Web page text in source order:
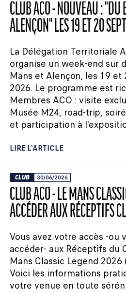
CLUB ACO - NOUVEAU : "DU
ALENÇON" LES 19 ET 20
La Délégation Territoriale
organise un week-end sur
Mans et Alençon, les 19
2026. Le programme est
Membres ACO : visite
Musée M24, road-trip,
et participation à
LIRE L'ARTICLE
CLUB 30/06/2026
CLUB ACO - LE MANS
ACCÉDER AUX RÉCEPTIFS
Vous avez votre accès -ou
accéder- aux Réceptifs du
Mans Classic Legend
Voici les informations
votre venue en toute